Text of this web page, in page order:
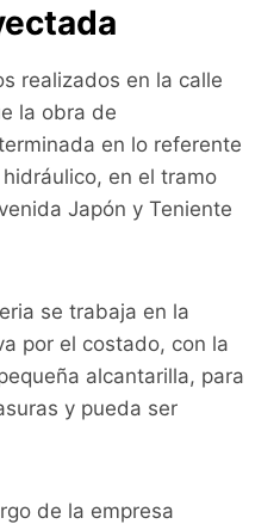
realizados en la calle
la obra de
en lo referente
en el tramo
Japón y Teniente
se trabaja en la
por el costado, con la
alcantarilla, para
y pueda ser
de la empresa